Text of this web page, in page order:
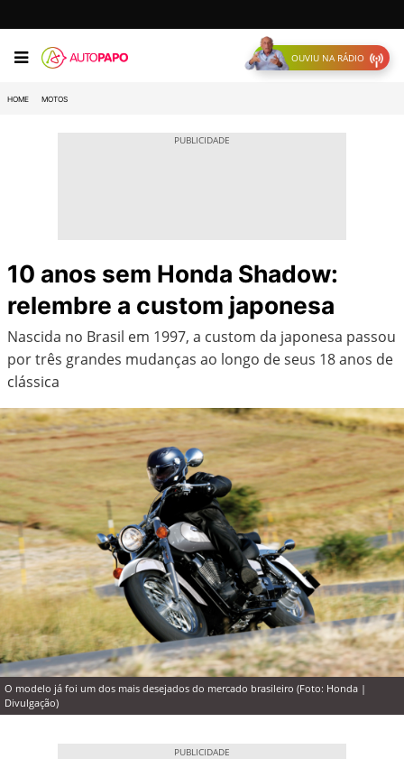
OUVIU NA RÁDIO
HOME MOTOS
10 anos sem Honda Shadow:
relembre a custom japonesa
Nascida no Brasil em 1997, a custom da japonesa passou
por três grandes mudanças ao longo de seus 18 anos de
clássica
O modelo já foi um dos mais desejados do mercado brasileiro (Foto: Honda |
Divulgação)